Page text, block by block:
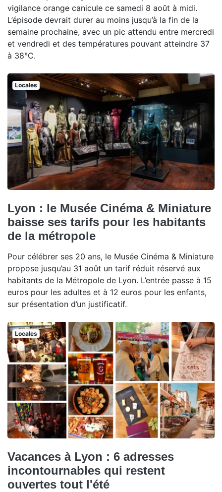
vigilance orange canicule ce samedi 8 août à midi.
L’épisode devrait durer au moins jusqu’à la fin de la
semaine prochaine, avec un pic attendu entre mercredi
et vendredi et des températures pouvant atteindre 37
à 38°C.
Locales
Lyon : le Musée Cinéma & Miniature
baisse ses tarifs pour les habitants
de la métropole
Pour célébrer ses 20 ans, le Musée Cinéma & Miniature
propose jusqu’au 31 août un tarif réduit réservé aux
habitants de la Métropole de Lyon. L’entrée passe à 15
euros pour les adultes et à 12 euros pour les enfants,
sur présentation d’un justificatif.
Locales
Vacances à Lyon : 6 adresses
incontournables qui restent
ouvertes tout l'été